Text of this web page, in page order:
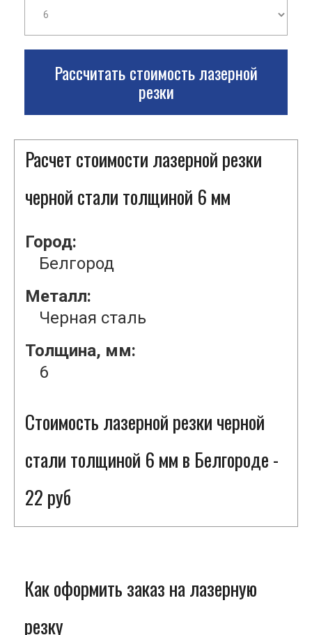
Рассчитать стоимость лазерной
резки
Расчет стоимости лазерной резки
черной стали толщиной 6 мм
Город:
Белгород
Металл:
Черная сталь
Толщина, мм:
6
Стоимость лазерной резки черной
стали толщиной 6 мм в Белгороде -
22 руб
Как оформить заказ на лазерную
резку